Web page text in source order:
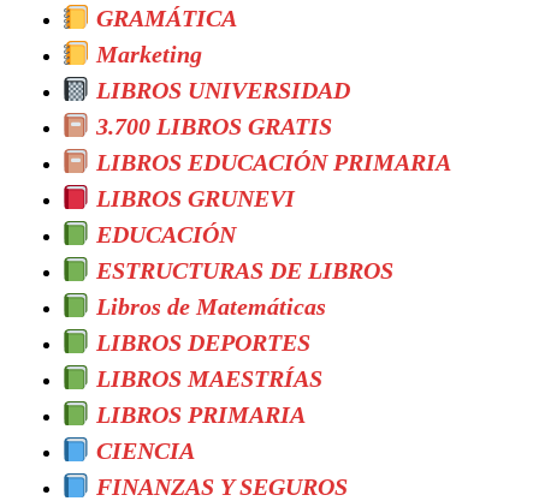
GRAMÁTICA
Marketing
LIBROS UNIVERSIDAD
3.700 LIBROS GRATIS
LIBROS EDUCACIÓN PRIMARIA
LIBROS GRUNEVI
EDUCACIÓN
ESTRUCTURAS DE LIBROS
Libros de Matemáticas
LIBROS DEPORTES
LIBROS MAESTRÍAS
LIBROS PRIMARIA
CIENCIA
FINANZAS Y SEGUROS